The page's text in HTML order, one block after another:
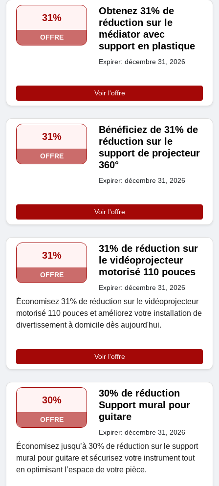
31%
OFFRE
Obtenez 31% de
réduction sur le
médiator avec
support en plastique
Expirer: décembre 31, 2026
Voir l'offre
31%
OFFRE
Bénéficiez de 31% de
réduction sur le
support de projecteur
360°
Expirer: décembre 31, 2026
Voir l'offre
31%
OFFRE
31% de réduction sur
le vidéoprojecteur
motorisé 110 pouces
Expirer: décembre 31, 2026
Économisez 31% de réduction sur le vidéoprojecteur
motorisé 110 pouces et améliorez votre installation de
divertissement à domicile dès aujourd'hui.
Voir l'offre
30%
OFFRE
30% de réduction
Support mural pour
guitare
Expirer: décembre 31, 2026
Économisez jusqu’à 30% de réduction sur le support
mural pour guitare et sécurisez votre instrument tout
en optimisant l’espace de votre pièce.